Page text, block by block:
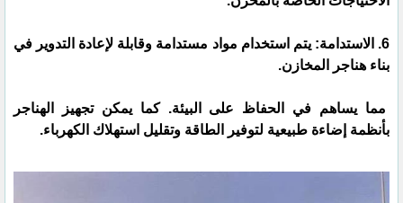
6. الاستدامة: يتم استخدام مواد مستدامة وقابلة لإعادة التدوير في
بناء هناجر المخازن.
مما يساهم في الحفاظ على البيئة. كما يمكن تجهيز الهناجر
بأنظمة إضاءة طبيعية لتوفير الطاقة وتقليل استهلاك الكهرباء.